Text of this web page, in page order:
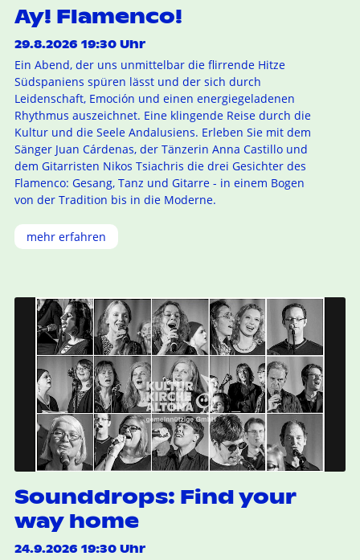
Ay! Flamenco!
29.8.2026 19:30 Uhr
Ein Abend, der uns unmittelbar die flirrende Hitze
Südspaniens spüren lässt und der sich durch
Leidenschaft, Emoción und einen energiegeladenen
Rhythmus auszeichnet. Eine klingende Reise durch die
Kultur und die Seele Andalusiens. Erleben Sie mit dem
Sänger Juan Cárdenas, der Tänzerin Anna Castillo und
dem Gitarristen Nikos Tsiachris die drei Gesichter des
Flamenco: Gesang, Tanz und Gitarre - in einem Bogen
von der Tradition bis in die Moderne.
mehr erfahren
Sounddrops: Find your
way home
24.9.2026 19:30 Uhr